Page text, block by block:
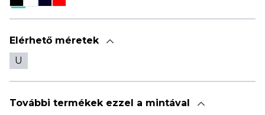
Elérhető méretek
U
További termékek ezzel a mintával